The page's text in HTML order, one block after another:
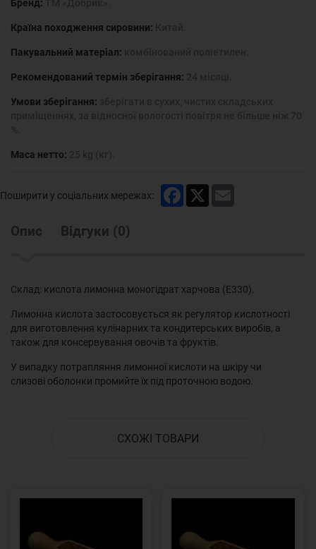
Бренд:
Країна походження сировини:
Пакувальний матеріал:
Рекомендований термін зберігання:
Умови зберігання:
Маса нетто:
Поширити у соціальних мережах: Facebook
Опис Відгуки (0)
Склад: кислота лимонна моногідрат харчова (Е330).
Лимонна кислота застосовується як регулятор кислотності
для виготовлення кулінарних та кондитерських виробів, а
також для консервування овочів та фруктів.
У випадку потрапляння лимонної кислоти на шкіру чи
слизові оболонки промийте їх під проточною водою.
СХОЖІ ТОВАРИ